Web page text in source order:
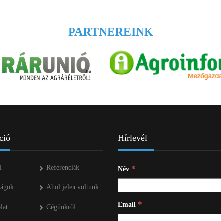
PARTNEREINK
Referenciák
Ahol jelen voltunk
Cégünkről
Hírlevél
Név *
Email *